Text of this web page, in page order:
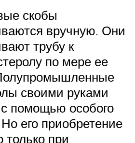
скобы
вручную. Они
трубу к
по мере ее
своими руками
помощью особого
его приобретение
только при